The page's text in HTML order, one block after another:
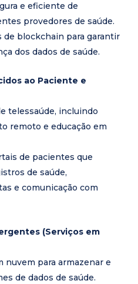
e eficiente de
provedores de saúde.
de blockchain para garantir
dos dados de saúde.
ao Paciente e
telessaúde, incluindo
remoto e educação em
de pacientes que
de saúde,
e comunicação com
(Serviços em
nuvem para armazenar e
de dados de saúde.